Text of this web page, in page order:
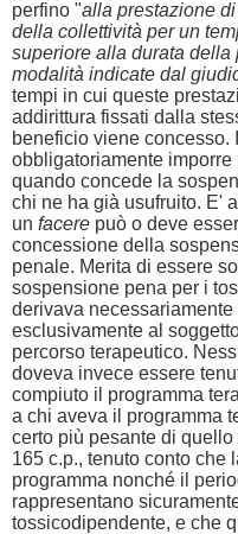
perfino "alla prestazione
della collettività per un
superiore alla durata
modalità indicate dal
tempi in cui queste
addirittura fissati dalla
beneficio viene concesso.
obbligatoriamente
quando concede la
chi ne ha già usufruito. E'
un facere può o deve
concessione della
penale. Merita di essere
sospensione pena per i
derivava necessariamente
esclusivamente al
percorso terapeutico.
doveva invece essere
compiuto il programma
a chi aveva il programma
certo più pesante di
165 c.p., tenuto conto che
programma nonché il
rappresentano
tossicodipendente, e che